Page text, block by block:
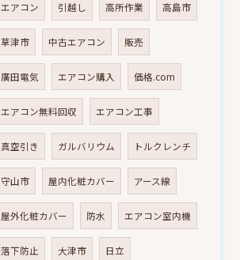
エアコン 引越し 高所作業 高島市
草津市 中古エアコン 販売
廣田電気 エアコン購入 価格.com
エアコン無料回収 エアコン工事
真空引き ガルバリウム トルクレンチ
守山市 屋内化粧カバー アース線
屋外化粧カバー 防水 エアコン室内機
落下防止 大津市 日立